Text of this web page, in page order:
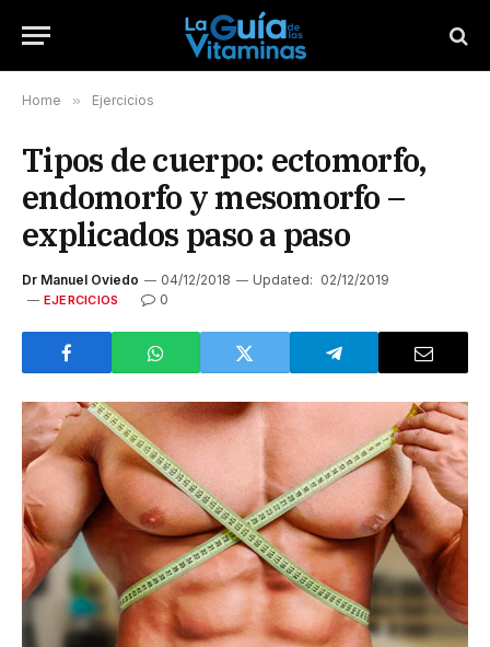
Home » Ejercicios
Tipos de cuerpo: ectomorfo,
endomorfo y mesomorfo –
explicados paso a paso
Dr Manuel Oviedo 04/12/2018 Updated: 02/12/2019
EJERCICIOS 0